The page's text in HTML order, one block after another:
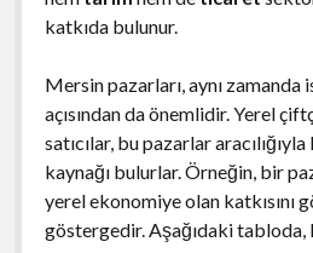
katkıda bulunur.
Mersin pazarları, aynı
açısından da önemlidir. Yerel
satıcılar, bu pazarlar
kaynağı bulurlar. Örneğin, bir
yerel ekonomiye olan katkısını
göstergedir. Aşağıdaki tabloda,